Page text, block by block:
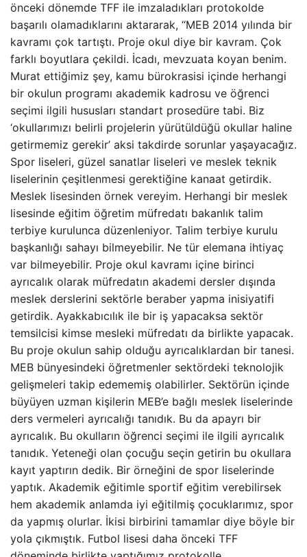
önceki dönemde TFF ile imzaladıkları protokolde
başarılı olamadıklarını aktararak, “MEB 2014 yılında bir
kavramı çok tartıştı. Proje okul diye bir kavram. Çok
farklı boyutlara çekildi. İcadı, mevzuata koyan benim.
Murat ettiğimiz şey, kamu bürokrasisi içinde herhangi
bir okulun programı akademik kadrosu ve öğrenci
seçimi ilgili hususları standart prosedüre tabi. Biz
‘okullarımızı belirli projelerin yürütüldüğü okullar haline
getirmemiz gerekir’ aksi takdirde sorunlar yaşayacağız.
Spor liseleri, güzel sanatlar liseleri ve meslek teknik
liselerinin çeşitlenmesi gerektiğine kanaat getirdik.
Meslek lisesinden örnek vereyim. Herhangi bir meslek
lisesinde eğitim öğretim müfredatı bakanlık talim
terbiye kurulunca düzenleniyor. Talim terbiye kurulu
başkanlığı sahayı bilmeyebilir. Ne tür elemana ihtiyaç
var bilmeyebilir. Proje okul kavramı içine birinci
ayrıcalık olarak müfredatın akademi dersler dışında
meslek derslerini sektörle beraber yapma inisiyatifi
getirdik. Ayakkabıcılık ile bir iş yapacaksa sektör
temsilcisi kimse mesleki müfredatı da birlikte yapacak.
Bu proje okulun sahip olduğu ayrıcalıklardan bir tanesi.
MEB bünyesindeki öğretmenler sektördeki teknolojik
gelişmeleri takip edememiş olabilirler. Sektörün içinde
büyüyen uzman kişilerin MEB’e bağlı meslek liselerinde
ders vermeleri ayrıcalığı tanıdık. Bu da apayrı bir
ayrıcalık. Bu okulların öğrenci seçimi ile ilgili ayrıcalık
tanıdık. Yeteneği olan çocuğu seçin getirin bu okullara
kayıt yaptırın dedik. Bir örneğini de spor liselerinde
yaptık. Akademik eğitimle sportif eğitim verebilirsek
hem akademik anlamda iyi eğitilmiş çocuklarımız, spor
da yapmış olurlar. İkisi birbirini tamamlar diye böyle bir
yola çıkmıştık. Futbol lisesi daha önceki TFF